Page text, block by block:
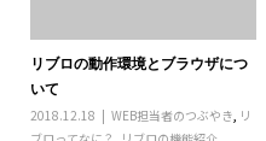
リブロの動作環境とブラウザにつ
いて
2018.12.18 WEB担当者のつぶやき リ